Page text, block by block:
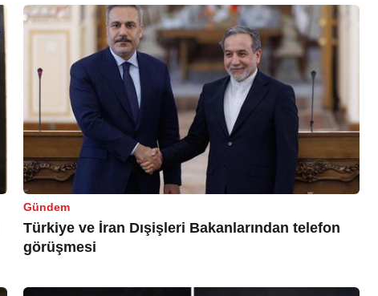
Gündem
Türkiye ve İran Dışişleri Bakanlarından telefon
görüşmesi